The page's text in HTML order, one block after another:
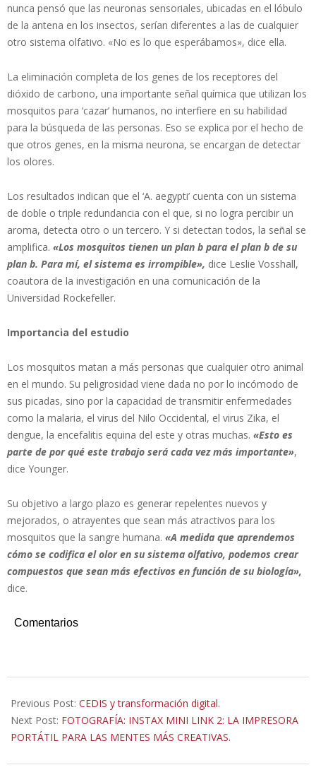
nunca pensó que las neuronas sensoriales, ubicadas en el lóbulo
de la antena en los insectos, serían diferentes a las de cualquier
otro sistema olfativo. «No es lo que esperábamos», dice ella.
La eliminación completa de los genes de los receptores del
dióxido de carbono, una importante señal química que utilizan los
mosquitos para ‘cazar’ humanos, no interfiere en su habilidad
para la búsqueda de las personas. Eso se explica por el hecho de
que otros genes, en la misma neurona, se encargan de detectar
los olores.
Los resultados indican que el ‘A. aegypti’ cuenta con un sistema
de doble o triple redundancia con el que, si no logra percibir un
aroma, detecta otro o un tercero. Y si detectan todos, la señal se
amplifica. «Los mosquitos tienen un plan b para el plan b de su
plan b. Para mí, el sistema es irrompible», dice Leslie Vosshall,
coautora de la investigación en una comunicación de la
Universidad Rockefeller.
Importancia del estudio
Los mosquitos matan a más personas que cualquier otro animal
en el mundo. Su peligrosidad viene dada no por lo incómodo de
sus picadas, sino por la capacidad de transmitir enfermedades
como la malaria, el virus del Nilo Occidental, el virus Zika, el
dengue, la encefalitis equina del este y otras muchas. «Esto es
parte de por qué este trabajo será cada vez más importante»,
dice Younger.
Su objetivo a largo plazo es generar repelentes nuevos y
mejorados, o atrayentes que sean más atractivos para los
mosquitos que la sangre humana. «A medida que aprendemos
cómo se codifica el olor en su sistema olfativo, podemos crear
compuestos que sean más efectivos en función de su biología»,
dice.
Comentarios
09-
02
Previous Post: CEDIS y transformación digital.
Next Post: FOTOGRAFÍA: INSTAX MINI LINK 2: LA IMPRESORA
PORTÁTIL PARA LAS MENTES MÁS CREATIVAS.